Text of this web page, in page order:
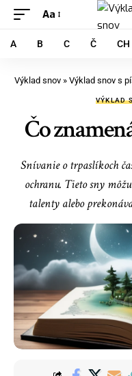
Aa
A B C Č CH
Výklad snov» Výklad snov s
VÝKLAD
Čo
Snívanie o trpaslíkoch
ochranu. Tieto sny
talenty alebo